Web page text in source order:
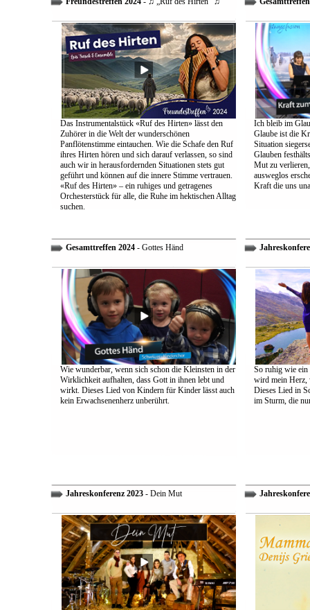
Das Instrumentalstück «Ruf des Hirten» lässt den
Zuhörer in die Welt der wunderschönen
Panflötenstimme eintauchen. Wie die Schafe den Ruf
ihres Hirten hören und sich darauf verlassen, so sind
auch wir in herausfordernden Situationen stets gut
geführt und können auf die innere Stimme vertrauen.
«Ruf des Hirten» – ein ruhiges und getragenes
Orchesterstück für alle, die Ruhe im hektischen Alltag
suchen.
Ich bleib im
Glaube ist die
Situation
Glauben
Mut zu
ausweglos
Kraft die uns
Gesamttreffen 2024- Gottes Händ
Wie wunderbar, wenn sich schon die Kleinsten in der
Wirklichkeit aufhalten, dass Gott in ihnen lebt und
wirkt. Dieses Lied von Kindern für Kinder lässt auch
kein Erwachsenenherz unberührt.
So ruhig wie ein
wird mein Herz,
Dieses Lied in
im Sturm, die
Jahreskonferenz 2023- Dein Mut